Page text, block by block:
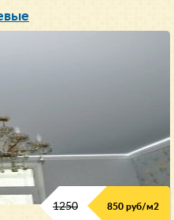
1250 850 руб/м2